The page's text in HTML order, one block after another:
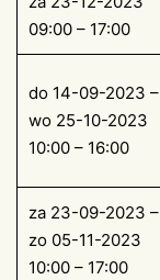
09:00 – 17:00
do 14-09-2023 –
wo 25-10-2023
10:00 – 16:00
za 23-09-2023 –
zo 05-11-2023
10:00 – 17:00